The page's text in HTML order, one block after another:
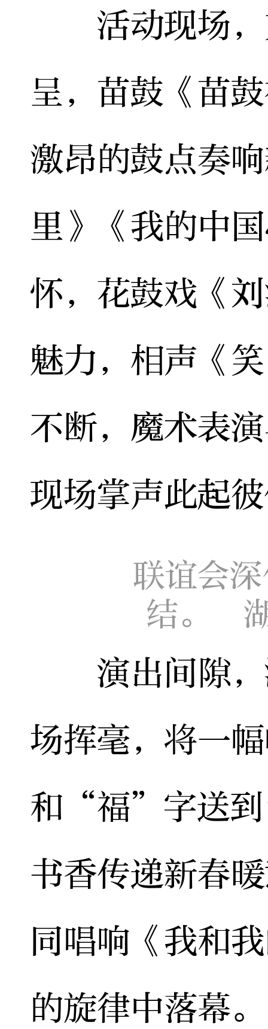
活动现场，
呈，苗鼓《苗
激昂的鼓点奏
里》《我的中
怀，花鼓戏《
魅力，相声《
不断，魔术表
现场掌声此起
联谊会
结。
演出间隙，
场挥毫，将一
和“福”字送到
书香传递新春
同唱响《我和
的旋律中落幕。